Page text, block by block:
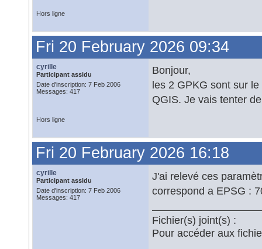
Hors ligne
Fri 20 February 2026 09:34
cyrille
Participant assidu
Date d'inscription: 7 Feb 2006
Messages: 417
Bonjour,
les 2 GPKG sont sur
QGIS. Je vais tenter
Hors ligne
Fri 20 February 2026 16:18
cyrille
Participant assidu
Date d'inscription: 7 Feb 2006
Messages: 417
J'ai relevé ces
correspond a EPSG :
Fichier(s) joint(s) :
Pour accéder aux